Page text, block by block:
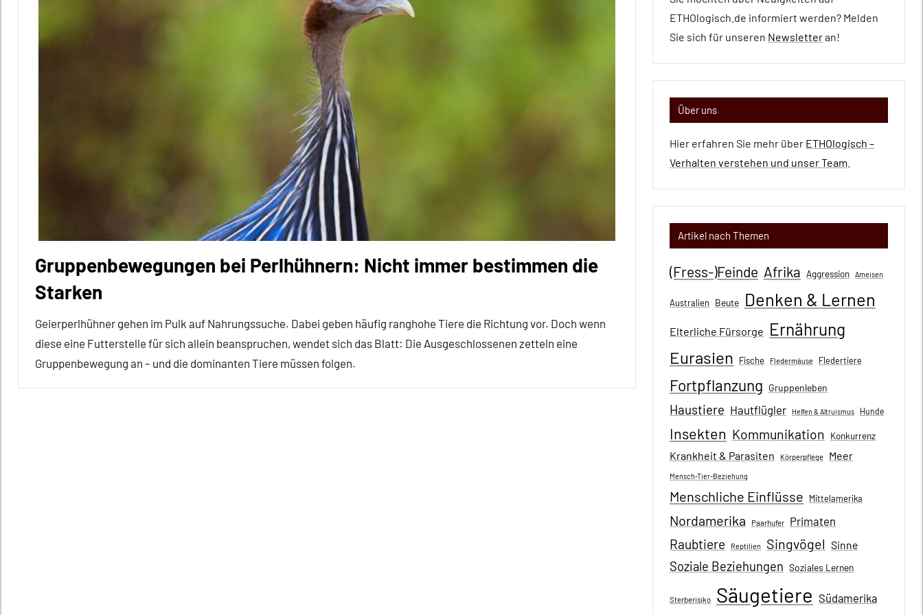
Gruppenbewegungen bei Perlhühnern: Nicht immer bestimmen die
Starken
Geierperlhühner gehen im Pulk auf Nahrungssuche. Dabei geben häufig ranghohe Tiere die Richtung vor. Doch wenn
diese eine Futterstelle für sich allein beanspruchen, wendet sich das Blatt: Die Ausgeschlossenen zetteln eine
Gruppenbewegung an – und die dominanten Tiere müssen folgen.
ETHOlogisch.de informiert werden? Melden
Sie sich für unseren Newsletteran!
Über uns
Hier erfahren Sie mehr über ETHOlogisch –
Verhalten verstehen und unser Team
Artikel nach Themen
(Fress-)Feinde Afrika Aggression Ameisen
Australien Beute Denken & Lernen
Elterliche Fürsorge Ernährung
Eurasien Fische Fledermäuse Fledertiere
Fortpflanzung Gruppenleben
Haustiere Hautflügler Helfen & Altruismus Hunde
Insekten Kommunikation Konkurrenz
Krankheit & Parasiten Körperpflege Meer
Mensch-Tier-Beziehung
Menschliche Einflüsse Mittelamerika
Nordamerika Paarhufer Primaten
Raubtiere Reptilien Singvögel Sinne
Soziale Beziehungen Soziales Lernen
Sterberisiko Säugetiere Südamerika